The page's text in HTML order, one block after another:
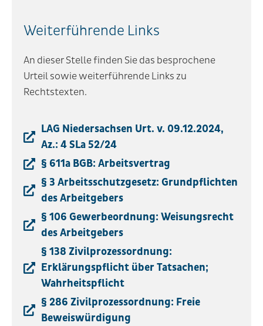
Weiterführende Links
An dieser Stelle finden Sie das besprochene
Urteil sowie weiterführende Links zu
Rechtstexten.
LAG Niedersachsen Urt. v. 09.12.2024,
Az.: 4 SLa 52/24
§ 611a BGB: Arbeitsvertrag
§ 3 Arbeitsschutzgesetz: Grundpflichten
des Arbeitgebers
§ 106 Gewerbeordnung: Weisungsrecht
des Arbeitgebers
§ 138 Zivilprozessordnung:
Erklärungspflicht über Tatsachen;
Wahrheitspflicht
§ 286 Zivilprozessordnung: Freie
Beweiswürdigung